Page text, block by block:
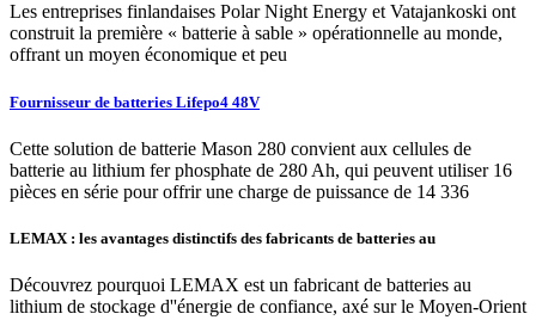
Les entreprises finlandaises Polar Night Energy et Vatajankoski ont
construit la première « batterie à sable » opérationnelle au monde,
offrant un moyen économique et peu
Fournisseur de batteries Lifepo4 48V
Cette solution de batterie Mason 280 convient aux cellules de
batterie au lithium fer phosphate de 280 Ah, qui peuvent utiliser 16
pièces en série pour offrir une charge de puissance de 14 336
LEMAX : les avantages distinctifs des fabricants de batteries au
Découvrez pourquoi LEMAX est un fabricant de batteries au
lithium de stockage d''énergie de confiance, axé sur le Moyen-Orient